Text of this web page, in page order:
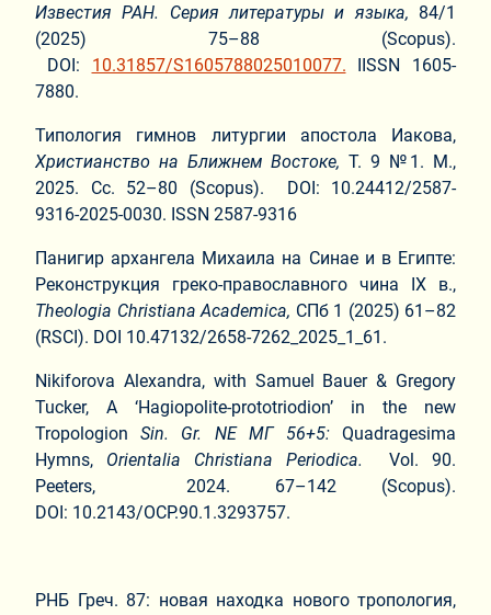
Известия РАН. Серия литературы и языка, 84/1
(2025) 75–88 (Scopus).
DOI: 10.31857/S1605788025010077. IISSN 1605-
7880.
Типология гимнов литургии апостола Иакова,
Христианство на Ближнем Востоке, Т. 9 №1. М.,
2025. Сс. 52–80 (Scopus). DOI: 10.24412/2587-
9316-2025-0030. ISSN 2587-9316
Панигир архангела Михаила на Синае и в Египте:
Реконструкция греко-православного чина IX в.,
Theologia Christiana Academica, СПб 1 (2025) 61–82
(RSCI). DOI 10.47132/2658-7262_2025_1_61.
Nikiforova Alexandra, with Samuel Bauer & Gregory
Tucker, A ‘Hagiopolite-prototriodion’ in the new
TropologionSin. Gr. NΕ ΜΓ 56+5:Quadragesima
Hymns, Orientalia Christiana Periodica.
Vol. 90.
Peeters, 2024. 67–142 (Scopus).
DOI: 10.2143/OCP.90.1.3293757.
РНБ Греч. 87: новая находка нового тропология,